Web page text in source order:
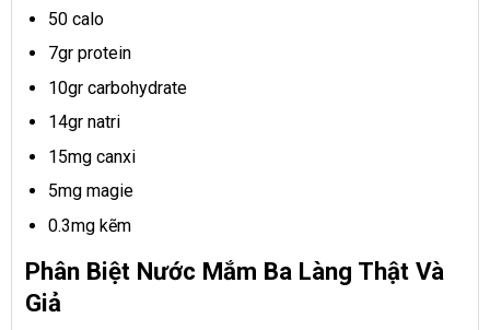
50 calo
7gr protein
10gr carbohydrate
14gr natri
15mg canxi
5mg magie
0.3mg kẽm
Phân Biệt Nước Mắm Ba Làng Thật Và
Giả